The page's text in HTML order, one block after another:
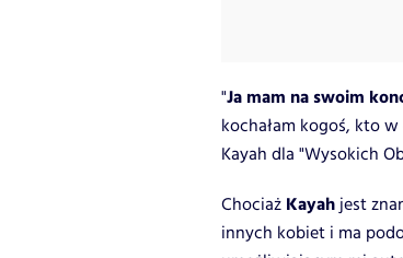
"Ja mam na swoim
kochałam kogoś, kto
Kayah dla "Wysokich
Chociaż Kayahjest
innych kobiet i ma